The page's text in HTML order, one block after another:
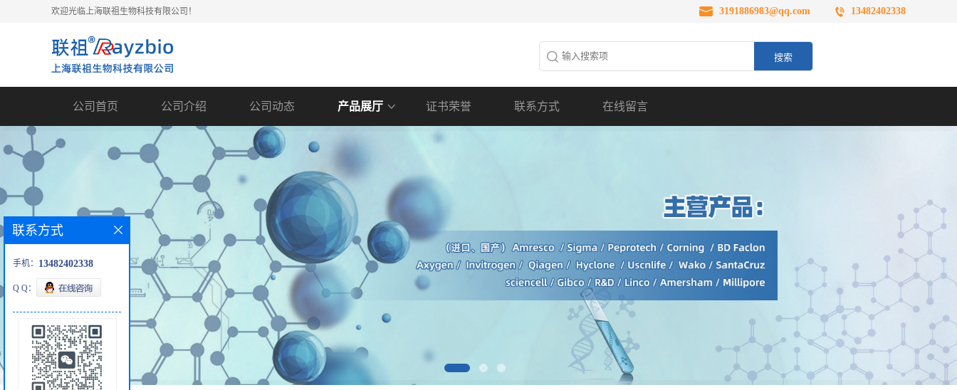
欢迎光临上海联祖生物科技有限公司！ 3191886983@qq.com 13482402338
公司首页 公司介绍 公司动态 产品展厅 证书荣誉 联系方式 在线留言
联系方式
手机： 13482402338
Q Q：